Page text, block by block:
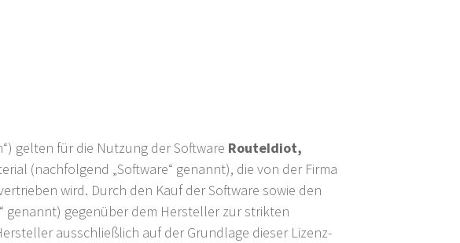
gelten für die Nutzung der Software RouteIdiot,
(nachfolgend „Software“ genannt), die von der Firma
wird. Durch den Kauf der Software sowie den
genannt) gegenüber dem Hersteller zur strikten
ausschließlich auf der Grundlage dieser Lizenz-